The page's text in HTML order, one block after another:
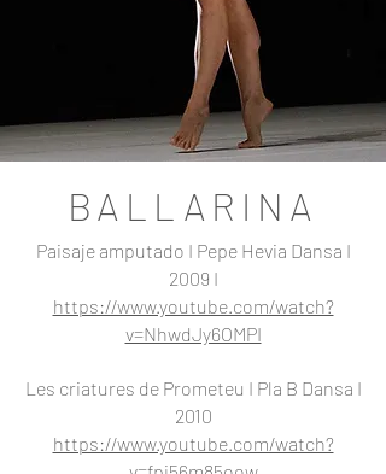
BALLARINA
Paisaje amputado I Pepe Hevia Dansa I
2009 I
https://www.youtube.com/watch?
v=NhwdJy6OMPI
Les criatures de Prometeu I Pla B Dansa I
2010
https://www.youtube.com/watch?